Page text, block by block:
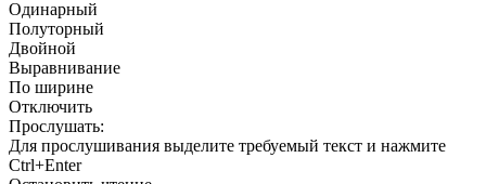
Одинарный
Полуторный
Двойной
Выравнивание
По ширине
Отключить
Прослушать:
Для прослушивания выделите требуемый текст и нажмите
Ctrl+Enter